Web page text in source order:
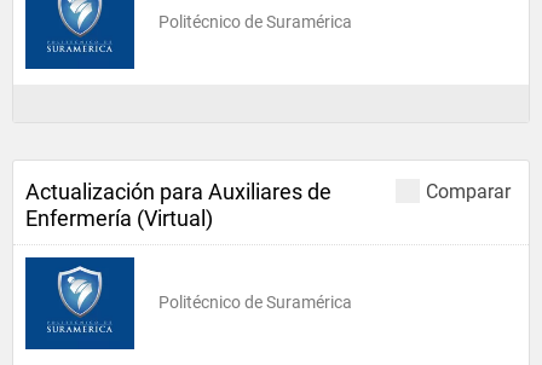
Politécnico de Suramérica
Comparar
Actualización para Auxiliares de
Enfermería (Virtual)
Politécnico de Suramérica